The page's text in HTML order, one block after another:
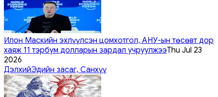
Илон Маскийн эхлүүлсэн цомхотгол, АНУ-ын төсөвт дор
хаяж 11 тэрбум долларын зардал учруулжээThu Jul 23
2026
ДэлхийЭдийн засаг, Санхүү